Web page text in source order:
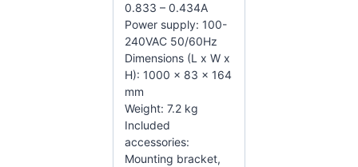
0.833 – 0.434A
Power supply: 100-
240VAC 50/60Hz
Dimensions (L x W x
H): 1000 x 83 x 164
mm
Weight: 7.2 kg
Included
accessories:
Mounting bracket,